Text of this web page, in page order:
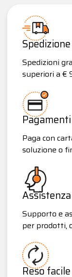
Spedizioni
superiori a €
Paga con
soluzione o
Supporto e
per prodotti,
Reso facile